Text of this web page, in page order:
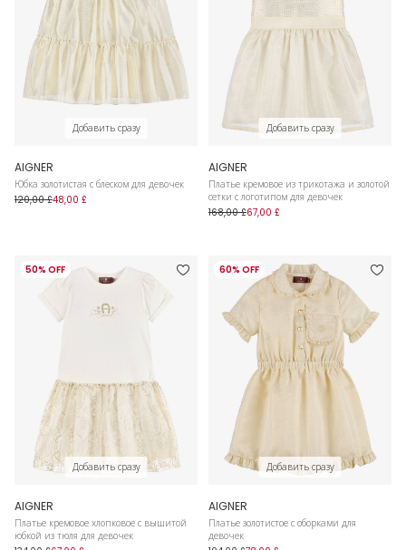
Добавить сразу
AIGNER
Юбка золотистая с блеском для девочек
120,00 £48,00 £
Добавить сразу
AIGNER
Платье кремовое из трикотажа и золотой
сетки с логотипом для девочек
168,00 £67,00 £
50% OFF
Добавить сразу
AIGNER
Платье кремовое хлопковое с вышитой
юбкой из тюля для девочек
60% OFF
Добавить сразу
AIGNER
Платье золотистое с оборками для
девочек